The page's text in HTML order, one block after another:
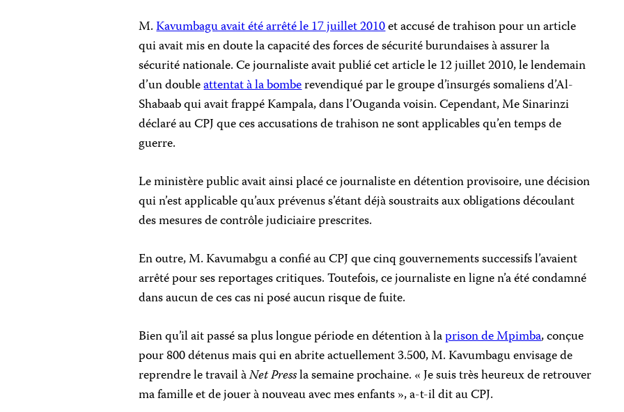
M.Kavumbagu avait été arrêté le 17 juillet 2010et accusé de trahison pour un article
qui avait mis en doute la capacité des forces de sécurité burundaises à assurer la
sécurité nationale. Ce journaliste avait publié cet article le 12 juillet 2010, le lendemain
d’un doubleattentat à la bomberevendiqué par le groupe d’insurgés somaliens d’Al-
Shabaab qui avait frappé Kampala, dans l’Ouganda voisin. Cependant, Me Sinarinzi
déclaré au CPJ que ces accusations de trahison ne sont applicables qu’en temps de
guerre.
Le ministère public avait ainsi placé ce journaliste en détention provisoire, une décision
qui n’est applicable qu’aux prévenus s’étant déjà soustraits aux obligations découlant
des mesures de contrôle judiciaire prescrites.
En outre, M. Kavumabgu a confié au CPJ que cinq gouvernements successifs l’avaient
arrêté pour ses reportages critiques. Toutefois, ce journaliste en ligne n’a été condamné
dans aucun de ces cas ni posé aucun risque de fuite.
Bien qu’il ait passé sa plus longue période en détention à laprison de Mpimba, conçue
pour 800 détenus mais qui en abrite actuellement 3.500, M. Kavumbagu envisage de
reprendre le travail àNet Pressla semaine prochaine. « Je suis très heureux de retrouver
ma famille et de jouer à nouveau avec mes enfants », a-t-il dit au CPJ.